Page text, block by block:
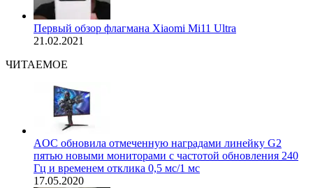
Первый обзор флагмана Xiaomi Mi11 Ultra
21.02.2021
ЧИТАЕМОЕ
AOC обновила отмеченную наградами линейку G2
пятью новыми мониторами с частотой обновления 240
Гц и временем отклика 0,5 мс/1 мс
17.05.2020